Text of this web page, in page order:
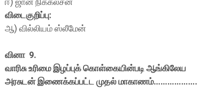
விடைகுறிப்பு:
ஆ) வில்லியம் ஸ்லீமேன்
வினா 9.
வாரிசு உரிமை இழப்புக் கொள்கையின்படி ஆங்கிலேய
அரசுடன் இணைக்கப்பட்ட முதல் மாகாணம்……………….